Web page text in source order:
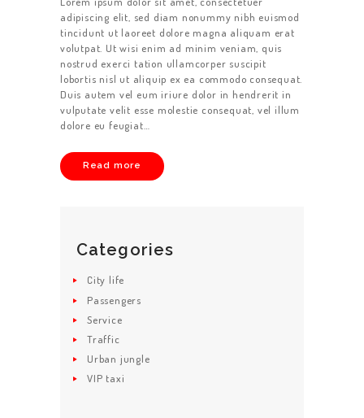
SERVICIO
CONTACTENOS
adipiscing elit, sed diam nonummy nibh euismod
tincidunt ut laoreet dolore magna aliquam erat
volutpat. Ut wisi enim ad minim veniam, quis
nostrud exerci tation ullamcorper suscipit
lobortis nisl ut aliquip ex ea commodo consequat.
Duis autem vel eum iriure dolor in hendrerit in
vulputate velit esse molestie consequat, vel illum
dolore eu feugiat…
Read more
Categories
City life
Passengers
Service
Traffic
Urban jungle
VIP taxi